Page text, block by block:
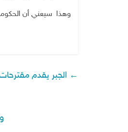
وهذا سيعني أن الحكومة
← الجبر يقدم